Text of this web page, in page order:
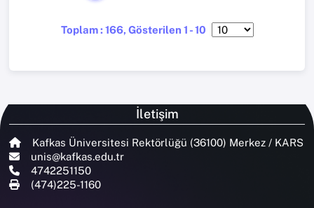
Toplam : 166, Gösterilen 1 - 10
İletişim
Kafkas Üniversitesi Rektörlüğü (36100) Merkez / KARS
unis@kafkas.edu.tr
4742251150
(474)225-1160